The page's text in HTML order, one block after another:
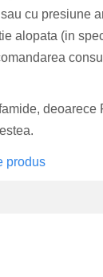
cu presiune
alopata (in
deoarece
produs